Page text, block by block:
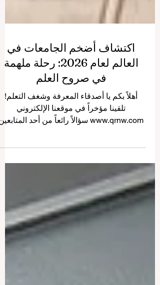
اكتشاف أضخم الجامعات في
العالم لعام 2026: رحلة ملهمة
في صروح العلم
أهلاً بكم يا أصدقاء المعرفة وشغف التعلم!
تلقينا مؤخراً في موقعنا الإلكتروني
العالم لعام 2026، وما هي التفاصيل حول
الصروح التعليمية العملاقة؟". نحن نعشق
أسئلتكم، ونؤمن بأن "طلب العلم فريضة"،
ولذلك نقوم دائماً بنشر الإجابات عبر الإنترنت
لتعم الفائدة على الجميع ونشارككم بهجة
المعرفة. اليوم، نحن في غاية الحماس
في رحلة مذهلة وممتعة حول العالم
لاستكشاف أكبر المؤسسات التعليمية وأكثره